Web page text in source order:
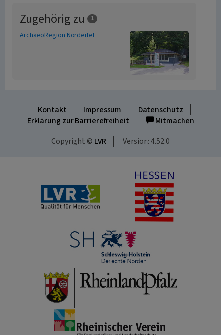
Zugehörig zu 1
ArchaeoRegion Nordeifel
Kontakt Impressum
Datenschutz
Erklärung zur Barrierefreiheit
Mitmachen
Copyright © LVR Version: 4.52.0